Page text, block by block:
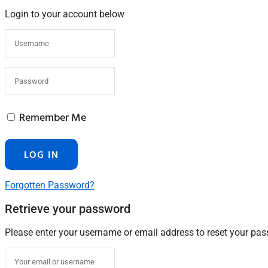
Login to your account below
Remember Me
Forgotten Password?
Retrieve your password
Please enter your username or email address to reset your